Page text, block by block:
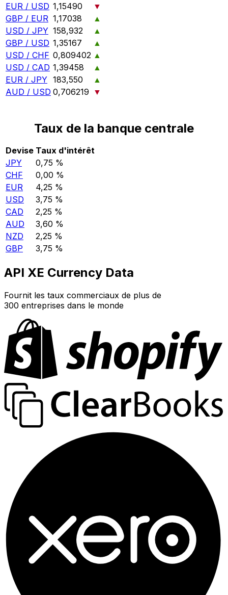
EUR / USD 1,15490
▼
GBP / EUR 1,17038
▲
USD / JPY 158,932
▲
GBP / USD 1,35167
▲
USD / CHF 0,809402 ▲
USD / CAD 1,39458
▲
EUR / JPY 183,550
▲
AUD / USD 0,706219 ▼
Taux de la banque centrale
Devise Taux d'intérêt
JPY
0,75 %
CHF
0,00 %
EUR
4,25 %
USD
3,75 %
CAD
2,25 %
AUD
3,60 %
NZD
2,25 %
GBP
3,75 %
API XE Currency Data
Fournit les taux commerciaux de plus de
300 entreprises dans le monde